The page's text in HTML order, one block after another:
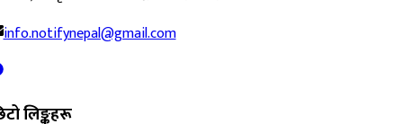
info.notifynepal@gmail.com
लिङ्कहरू